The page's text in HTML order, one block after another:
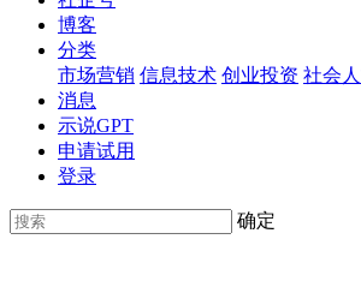
博客
分类
市场营销 信息技术 创业投资 社会
消息
示说GPT
申请试用
登录
确定